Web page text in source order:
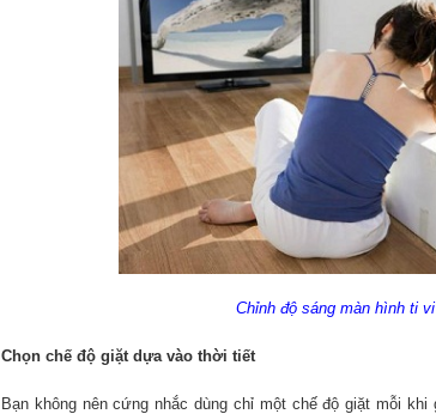
Chỉnh độ sáng màn hình ti
Chọn chế độ giặt dựa vào thời tiết
Bạn không nên cứng nhắc dùng chỉ một chế độ giặt mỗi